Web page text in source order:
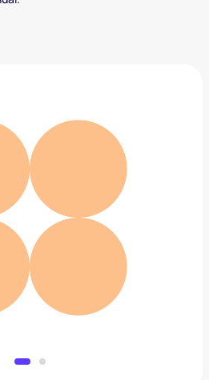
Maunfeld MGE2000BK
5 990 ₽
в вишлист